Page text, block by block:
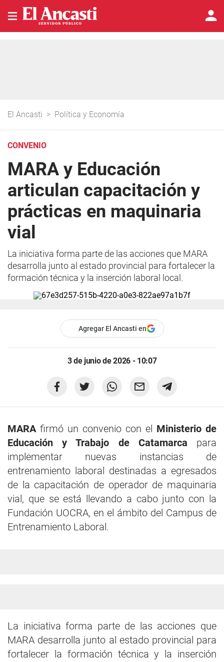
El Ancasti > Política y Economía
CONVENIO
MARA y Educación
articulan capacitación y
prácticas en maquinaria
vial
La iniciativa forma parte de las acciones que MARA
desarrolla junto al estado provincial para fortalecer la
formación técnica y la inserción laboral local.
Agregar El Ancasti en
3 de junio de 2026 - 10:07
MARA firmó un convenio con el Ministerio de
Educación y Trabajo de Catamarca para
implementar nuevas instancias de
entrenamiento laboral destinadas a egresados
de la capacitación de operador de maquinaria
vial, que se está llevando a cabo junto con la
Fundación UOCRA, en el ámbito del Campus de
Entrenamiento Laboral.
La iniciativa forma parte de las acciones que
MARA desarrolla junto al estado provincial para
fortalecer la formación técnica y la inserción